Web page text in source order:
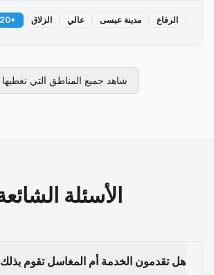
الرفاع مدينة عيسى عالي الزلاق +
20
شاهد جميع المناطق التي نغطيها
الأسئلة
هل تقدمون الخدمة أم المغاسل تقوم